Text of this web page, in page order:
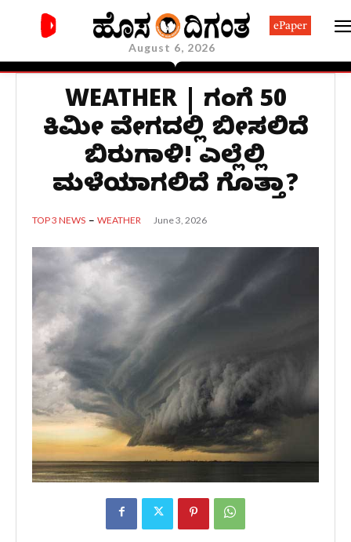
August 6, 2026
ePaper
WEATHER | ಗಂಟೆಗೆ 50
ಕಿಮೀ ವೇಗದಲ್ಲಿ ಬೀಸಲಿದೆ
ಬಿರುಗಾಳಿ! ಎಲ್ಲೆಲ್ಲಿ
ಮಳೆಯಾಗಲಿದೆ ಗೊತ್ತಾ?
TOP 3 NEWS WEATHER June 3, 2026